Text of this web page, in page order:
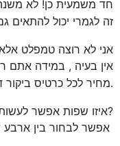
חד משמעית כן! לא
זה לגמרי יכול להתאים
אני לא רוצה טמפלט אלא
אין בעיה , במידה אתם
מחיר לכל כרטיס ביקור דיגיטלי.
איזו שפות אפשר לעשות את הכרטיס ביקור?